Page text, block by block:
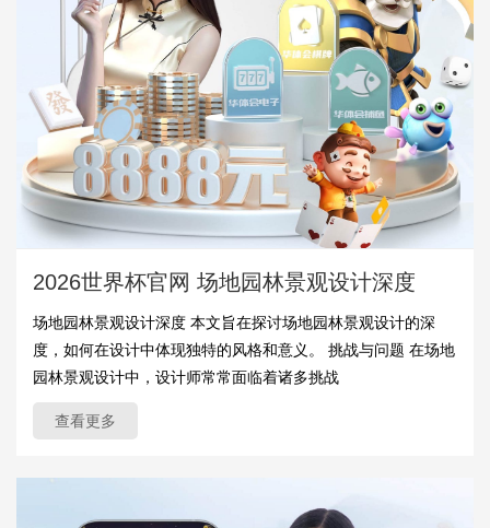
2026世界杯官网 场地园林景观设计深度
场地园林景观设计深度 本文旨在探讨场地园林景观设计的深
度，如何在设计中体现独特的风格和意义。 挑战与问题 在场地
园林景观设计中，设计师常常面临着诸多挑战
查看更多